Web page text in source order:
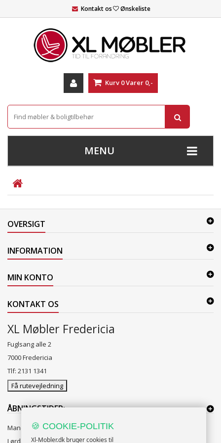
Kontakt os Ønskeliste
Kurv 0Varer 0,-
MENU
+
STUE
+
+
SOVEVÆRELSE
+
KONTORMØBLER
+
+
LAMPER
ENTREMØBLER
HAVEMØBLER
OUTLET
OVERSIGT
INFORMATION
MIN KONTO
KONTAKT OS
XL Møbler Fredericia
Fuglsang alle 2
7000 Fredericia
Tlf: 2131 1341
Få rutevejledning
ÅBNINGSTIDER:
Mandag til Fredag 10:00 til 18:00
Lørdag og Søndag 10:00 til 16:00
🍪 COOKIE-POLITIK
Xl-Mobler.dk bruger cookies til